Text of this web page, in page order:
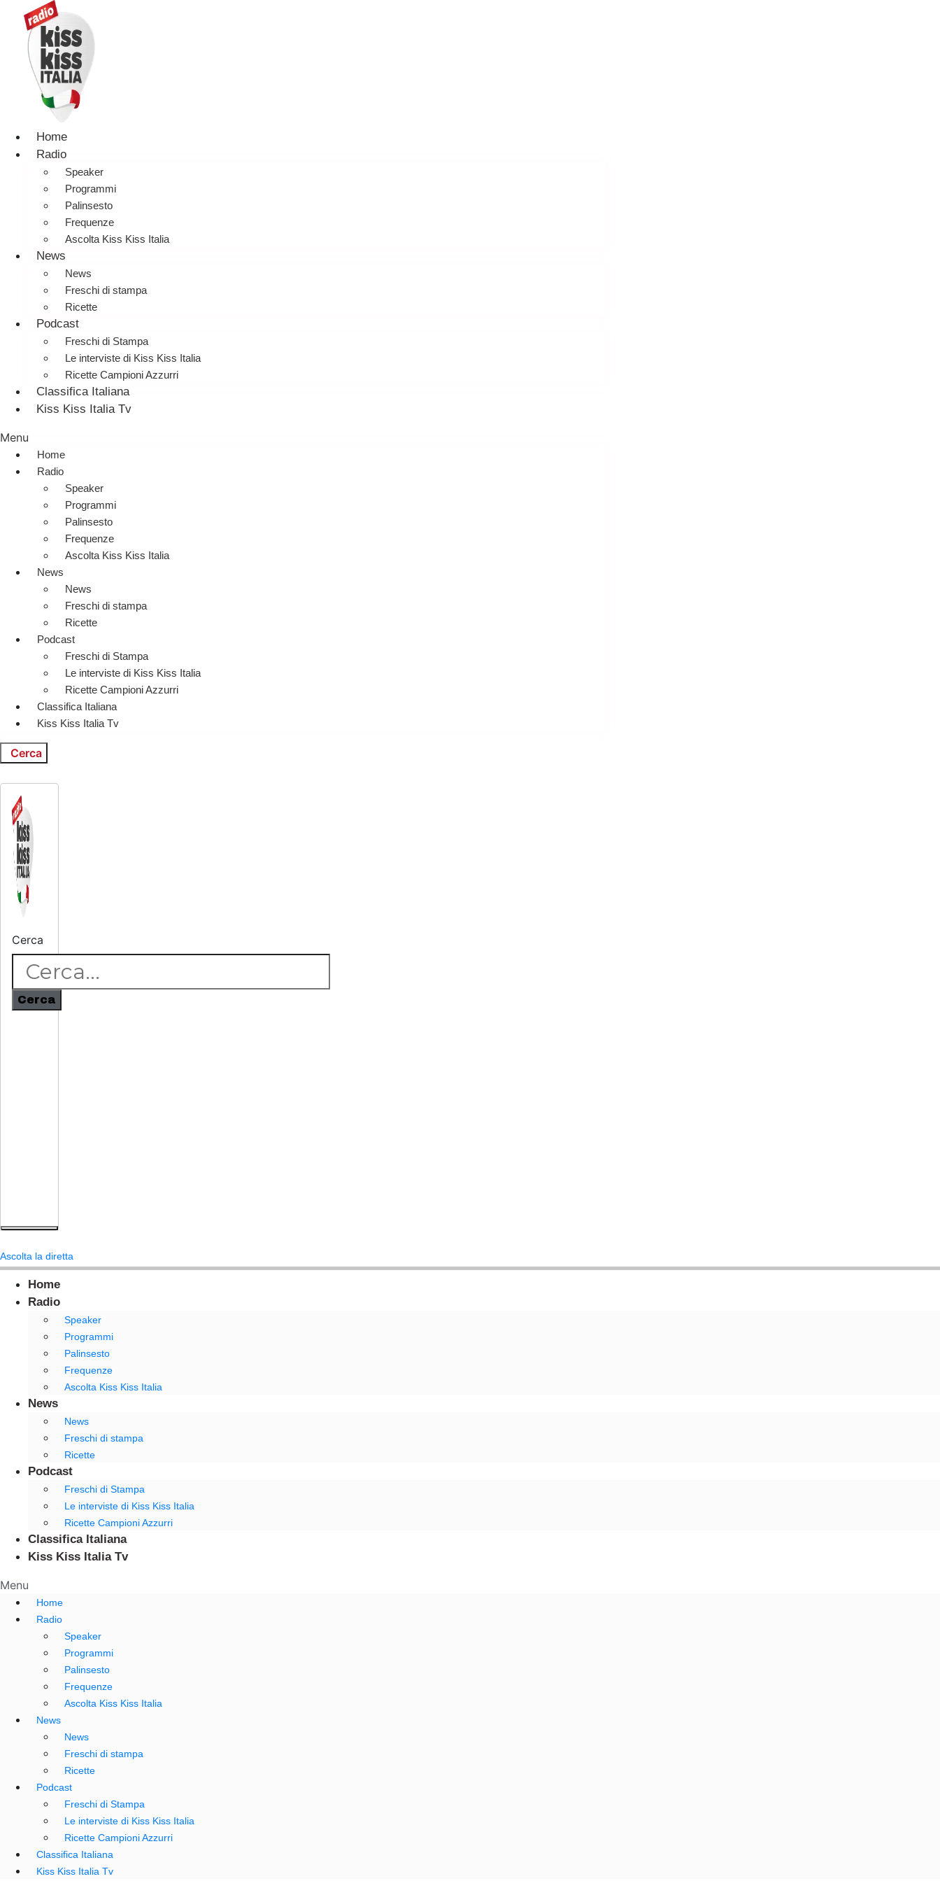
Home
Radio
Speaker
Programmi
Palinsesto
Frequenze
Ascolta Kiss Kiss Italia
News
News
Freschi di stampa
Ricette
Podcast
Freschi di Stampa
Le interviste di Kiss Kiss Italia
Ricette Campioni Azzurri
Classifica Italiana
Kiss Kiss Italia Tv
Menu
Home
Radio
Speaker
Programmi
Palinsesto
Frequenze
Ascolta Kiss Kiss Italia
News
News
Freschi di stampa
Ricette
Podcast
Freschi di Stampa
Le interviste di Kiss Kiss Italia
Ricette Campioni Azzurri
Classifica Italiana
Kiss Kiss Italia Tv
Cerca
Cerca
Cerca
Ascolta la diretta
Home
Radio
Speaker
Programmi
Palinsesto
Frequenze
Ascolta Kiss Kiss Italia
News
News
Freschi di stampa
Ricette
Podcast
Freschi di Stampa
Le interviste di Kiss Kiss Italia
Ricette Campioni Azzurri
Classifica Italiana
Kiss Kiss Italia Tv
Menu
Home
Radio
Speaker
Programmi
Palinsesto
Frequenze
Ascolta Kiss Kiss Italia
News
News
Freschi di stampa
Ricette
Podcast
Freschi di Stampa
Le interviste di Kiss Kiss Italia
Ricette Campioni Azzurri
Classifica Italiana
Kiss Kiss Italia Tv